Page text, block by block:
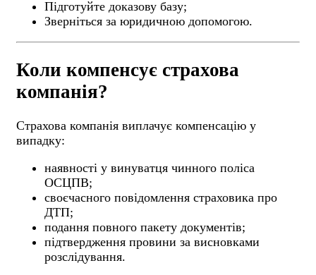
Підготуйте доказову базу;
Зверніться за юридичною допомогою.
Коли компенсує страхова
компанія?
Страхова компанія виплачує компенсацію у
випадку:
наявності у винуватця чинного поліса
ОСЦПВ;
своєчасного повідомлення страховика про
ДТП;
подання повного пакету документів;
підтвердження провини за висновками
розслідування.